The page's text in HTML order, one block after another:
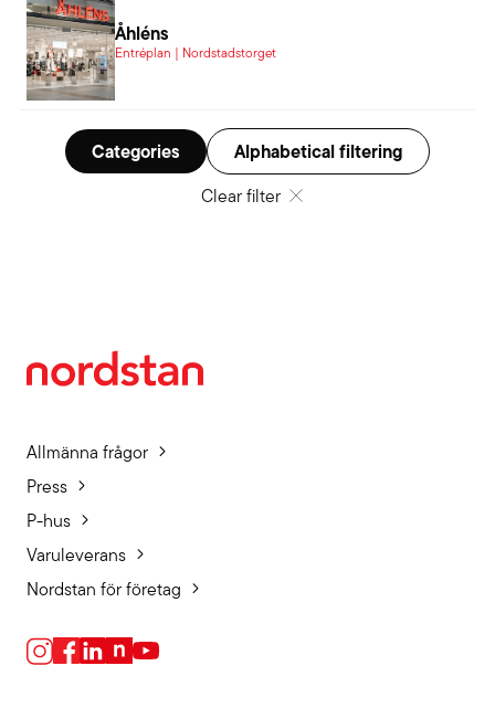
Åhléns
Entréplan | Nordstadstorget
Categories Alphabetical filtering
Clear filter
Allmänna frågor
Press
P-hus
Varuleverans
Nordstan för företag